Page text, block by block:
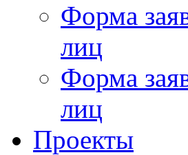
Форма
лиц
Форма
лиц
Проекты